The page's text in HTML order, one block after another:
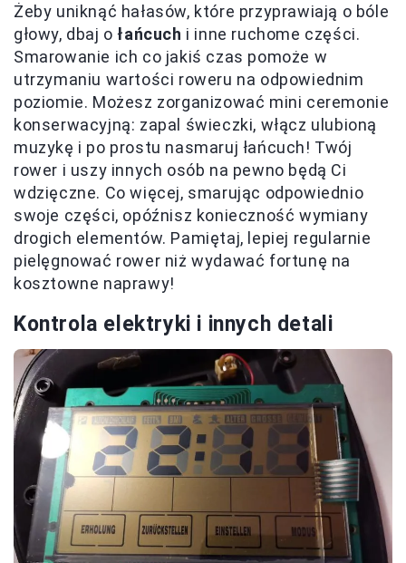
Żeby uniknąć hałasów, które przyprawiają o bóle
głowy, dbaj ołańcuch i inne ruchome części.
Smarowanie ich co jakiś czas pomoże w
utrzymaniu wartości roweru na odpowiednim
poziomie. Możesz zorganizować mini ceremonie
konserwacyjną: zapal świeczki, włącz ulubioną
muzykę i po prostu nasmaruj łańcuch! Twój
rower i uszy innych osób na pewno będą Ci
wdzięczne. Co więcej, smarując odpowiednio
swoje części, opóźnisz konieczność wymiany
drogich elementów. Pamiętaj, lepiej regularnie
pielęgnować rower niż wydawać fortunę na
kosztowne naprawy!
Kontrola elektryki i innych detali